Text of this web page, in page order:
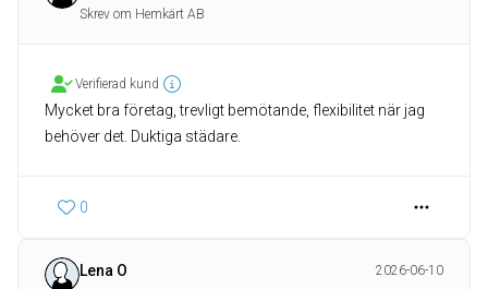
Skrev om Hemkärt AB
Verifierad kund
Mycket bra företag, trevligt bemötande, flexibilitet när jag
behöver det. Duktiga städare.
0
Lena O
2026-06-10